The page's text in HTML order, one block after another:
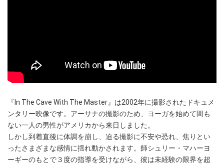
『In The Cave With The Master』は2002年に撮影されたドキュメ
ンタリー映像です。アーサナの撮影のため、ヨーガを始めて間も
ない一人の男性がアメリカから来日しました。
しかし到着直後に体調を崩し、迫る撮影に不安や恐れ、焦りとい
ったさまざまな感情に揺れ動かされます。師シュリー・マハーヨ
ーギーのもとで３度の指導を受けながら、彼は未経験の限界を超